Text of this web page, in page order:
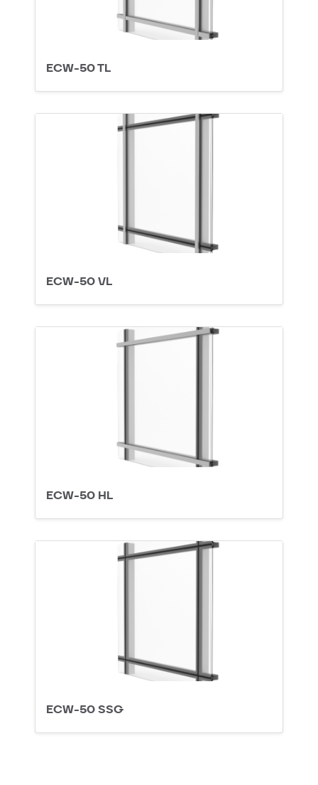
ECW-50 TL
ECW-50 VL
ECW-50 HL
ECW-50 SSG